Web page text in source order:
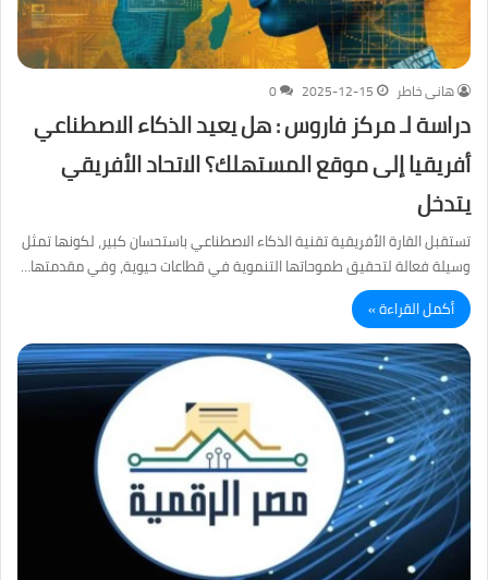
هانى خاطر 2025-12-15
0
دراسة لـ مركز فاروس : هل يعيد الذكاء الاصطناعي
أفريقيا إلى موقع المستهلك؟ الاتحاد الأفريقي
يتدخل
تستقبل القارة الأفريقية تقنية الذكاء الاصطناعي باستحسان كبير، لكونها تمثل
وسيلة فعالة لتحقيق طموحاتها التنموية في قطاعات حيوية، وفي مقدمتها…
أكمل القراءة »